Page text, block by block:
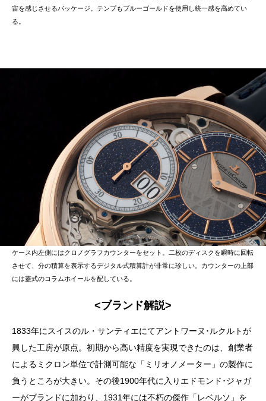
宙を感じさせるパッケージ。テンプもブルーゴールドを使用し統一感を高めてい
る。
ケース内左側にはクロノグラフカウンターをセット。二枚のディスクを瞬時に回転
させて、分の積算を表示するデジタル式積算計が非常に珍しい。カウンターの上部
には蓋式のコラムホイールを配している。
<ブランド解説>
1833年にスイスのル・サンティエにてアントワーヌ･ルクルトが
興した工房が原点。初期から高い精度を実現できたのは、創業者
によるミクロン単位で計測可能な「ミリオノメーター」の製作に
負うところが大きい。その後1900年代に入りエドモンド･ジャガ
ーがブランドに加わり、1931年には不朽の傑作「レベルソ」を